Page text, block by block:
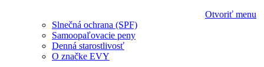
Otvoriť menu
Slnečná ochrana (SPF)
Samoopaľovacie peny
Denná starostlivosť
O značke EVY